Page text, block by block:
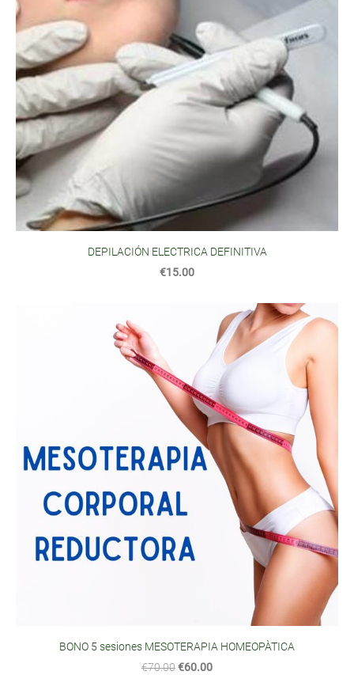
DEPILACIÓN ELECTRICA DEFINITIVA
€15.00
BONO 5 sesiones MESOTERAPIA HOMEOPÀTICA
€70.00€60.00